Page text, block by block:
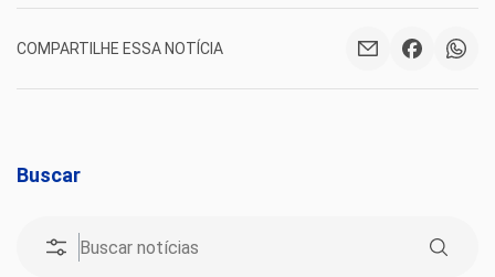
COMPARTILHE ESSA NOTÍCIA
Buscar